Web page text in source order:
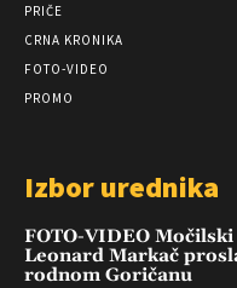
PRIČE
CRNA KRONIKA
FOTO-VIDEO
PROMO
Izbor urednika
FOTO-VIDEO
Leonard Markač
rodnom Goričanu